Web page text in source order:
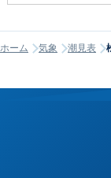
何日まで大潮」と
のため、サイトが
って見える場合
ホーム 気象 潮見表